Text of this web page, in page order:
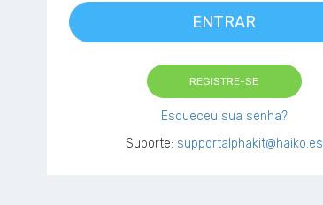
ENTRAR
REGISTRE-SE
Esqueceu sua senha?
Suporte: supportalphakit@haiko.es